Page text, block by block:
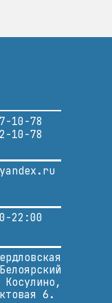
10-78
10-78
22:00
6.